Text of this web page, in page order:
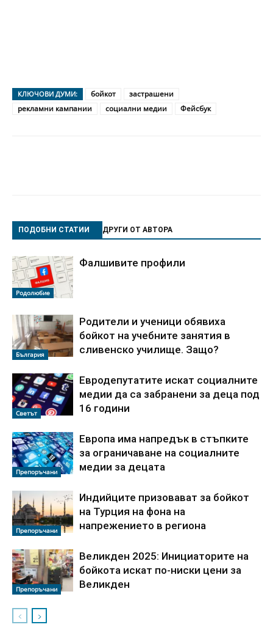
КЛЮЧОВИ ДУМИ: бойкот
застрашени
рекламни кампании
социални медии Фейсбук
ПОДОБНИ СТАТИИ ДРУГИ ОТ АВТОРА
Родолюбие
Фалшивите профили
България
Родители и ученици обявиха
бойкот на учебните занятия в
сливенско училище. Защо?
Светът
Евродепутатите искат социалните
медии да са забранени за деца под
16 години
Препоръчани
Европа има напредък в стъпките
за ограничаване на социалните
медии за децата
Препоръчани
Индийците призовават за бойкот
на Турция на фона на
напрежението в региона
Препоръчани
Великден 2025: Инициаторите на
бойкота искат по-ниски цени за
Великден